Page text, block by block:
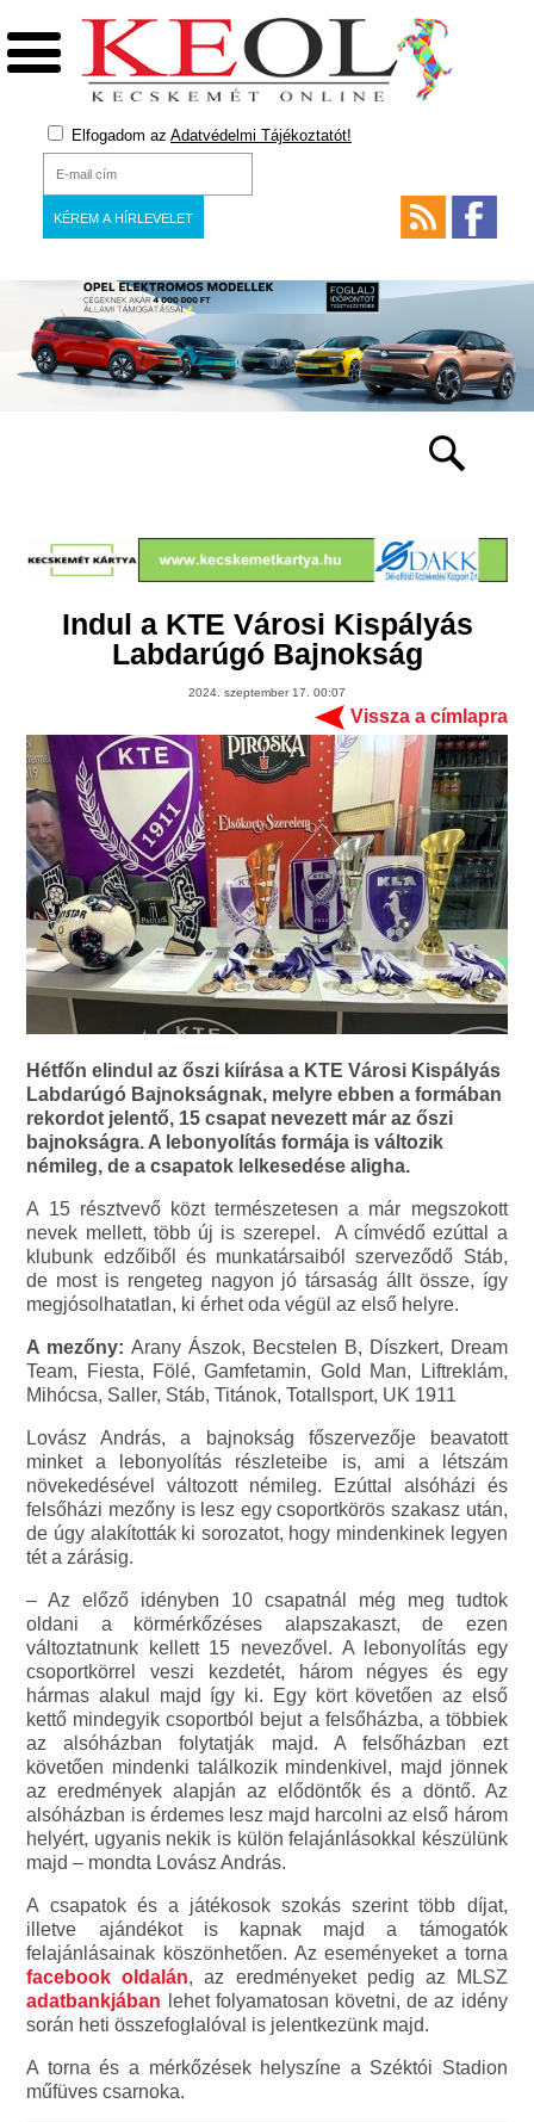
Elfogadom az Adatvédelmi Tájékoztatót!
Indul a KTE Városi Kispályás
Labdarúgó Bajnokság
2024. szeptember 17. 00:07
Vissza a címlapra
Hétfőn elindul az őszi kiírása a KTE Városi Kispályás
Labdarúgó Bajnokságnak, melyre ebben a formában
rekordot jelentő, 15 csapat nevezett már az őszi
bajnokságra. A lebonyolítás formája is változik
némileg, de a csapatok lelkesedése aligha.
A 15 résztvevő közt természetesen a már megszokott
nevek mellett, több új is szerepel. A címvédő ezúttal a
klubunk edzőiből és munkatársaiból szerveződő Stáb,
de most is rengeteg nagyon jó társaság állt össze, így
megjósolhatatlan, ki érhet oda végül az első helyre.
A mezőny:Arany Ászok, Becstelen B, Díszkert, Dream
Team, Fiesta, Fölé, Gamfetamin, Gold Man, Liftreklám,
Mihócsa, Saller, Stáb, Titánok, Totallsport, UK 1911
Lovász András, a bajnokság főszervezője beavatott
minket a lebonyolítás részleteibe is, ami a létszám
növekedésével változott némileg. Ezúttal alsóházi és
felsőházi mezőny is lesz egy csoportkörös szakasz után,
de úgy alakították ki sorozatot, hogy mindenkinek legyen
tét a zárásig.
– Az előző idényben 10 csapatnál még meg tudtok
oldani a körmérkőzéses alapszakaszt, de ezen
változtatnunk kellett 15 nevezővel. A lebonyolítás egy
csoportkörrel veszi kezdetét, három négyes és egy
hármas alakul majd így ki. Egy kört követően az első
kettő mindegyik csoportból bejut a felsőházba, a többiek
az alsóházban folytatják majd. A felsőházban ezt
követően mindenki találkozik mindenkivel, majd jönnek
az eredmények alapján az elődöntők és a döntő. Az
alsóházban is érdemes lesz majd harcolni az első három
helyért, ugyanis nekik is külön felajánlásokkal készülünk
majd – mondta Lovász András.
A csapatok és a játékosok szokás szerint több díjat,
illetve ajándékot is kapnak majd a támogatók
felajánlásainak köszönhetően. Az eseményeket a torna
facebook oldalán, az eredményeket pedig az MLSZ
adatbankjában
lehet folyamatosan követni, de az idény
során heti összefoglalóval is jelentkezünk majd.
A torna és a mérkőzések helyszíne a Széktói Stadion
műfüves csarnoka.